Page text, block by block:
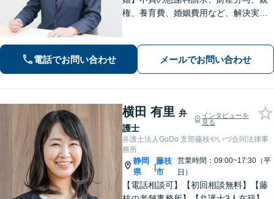
権、養育費、婚姻費用など、解決実績
ションを取りながらお話を進めてまい
ります【法テラス利用可】【藤枝市役
電話でお問い合わせ メールでお問い合わせ
横田 有里 弁
護士
インタビューを
見る
弁護士法人GoDo 支部藤枝やいづ合同法律事
務所
静岡
県
|
藤枝
市
営業時間：09:00~17:30（平
日）
【電話相談可】【初回相談無料】【藤